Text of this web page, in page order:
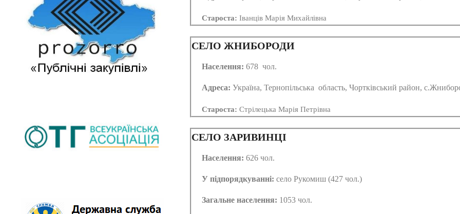
Староста: Іванців Марія Михайлівна
СЕЛО ЖНИБОРОДИ
Населення: 678 чол.
Адреса: Україна, Тернопільська область, Чортківський район,
Староста: Стрілецька Марія Петрівна
СЕЛО ЗАРИВИНЦІ
Населення: 626 чол.
У підпорядкуванні: село Рукомиш (427 чол.)
Загальне населення: 1053 чол.